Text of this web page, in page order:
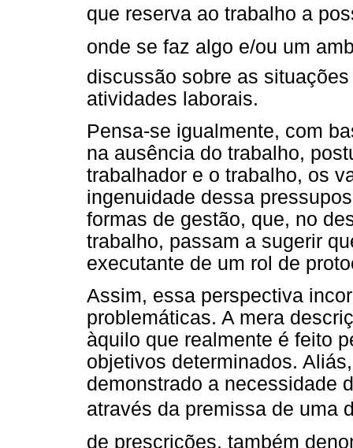
que reserva ao trabalho a
onde se faz algo e/ou um
discussão sobre as
atividades laborais.
Pensa-se igualmente, com
na ausência do trabalho,
trabalhador e o trabalho, os
ingenuidade dessa
formas de gestão, que, no
trabalho, passam a sugerir
executante de um rol de
Assim, essa perspectiva
problemáticas. A mera
àquilo que realmente é feito
objetivos determinados.
demonstrado a necessidade
através da premissa de uma
de prescrições, também